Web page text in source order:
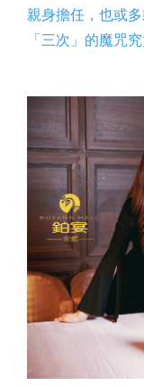
親身擔任，也或
「三次」的魔咒